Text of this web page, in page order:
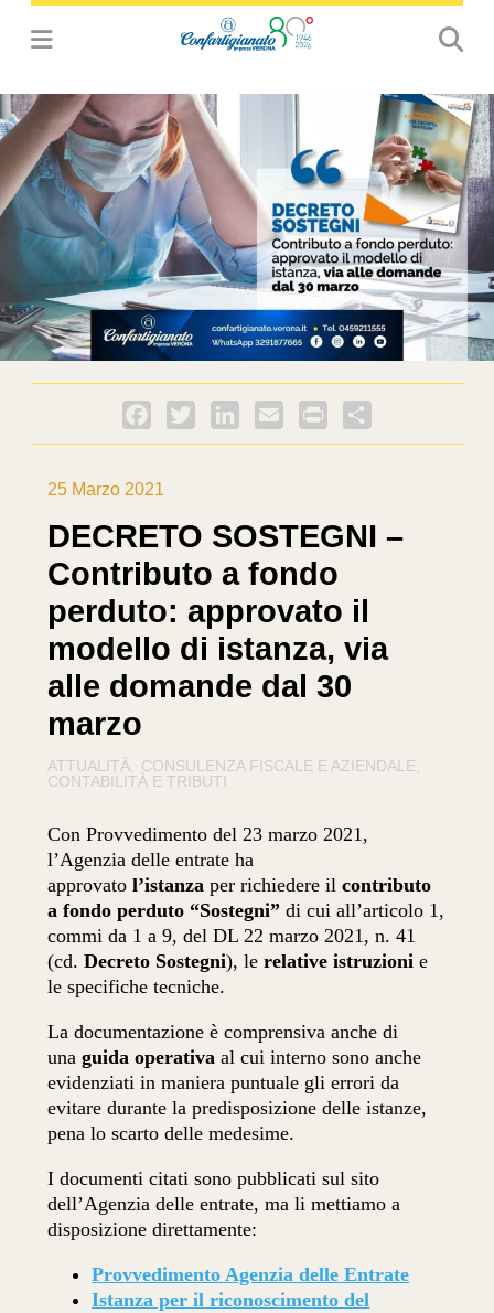
Facebook
Twitter LinkedInEmail PrintFriendly
25 Marzo 2021
DECRETO SOSTEGNI –
Contributo a fondo
perduto: approvato il
modello di istanza, via
alle domande dal 30
marzo
ATTUALITÀ
CONSULENZA FISCALE E AZIENDALE
CONTABILITÀ E TRIBUTI
Con Provvedimento del 23 marzo 2021,
l’Agenzia delle entrate ha
approvatol’istanza per richiedere ilcontributo
a fondo perduto “Sostegni” di cui all’articolo 1,
commi da 1 a 9, del DL 22 marzo 2021, n. 41
(cd.Decreto Sostegni), lerelative istruzioni e
le specifiche tecniche.
La documentazione è comprensiva anche di
unaguida operativa al cui interno sono anche
evidenziati in maniera puntuale gli errori da
evitare durante la predisposizione delle istanze,
pena lo scarto delle medesime.
I documenti citati sono pubblicati sul sito
dell’Agenzia delle entrate, ma li mettiamo a
disposizione direttamente:
Provvedimento Agenzia delle Entrate
Istanza per il riconoscimento del